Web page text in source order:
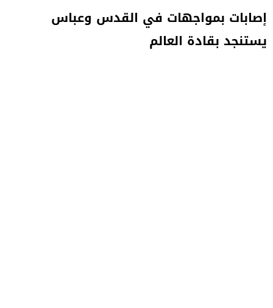
إصابات بمواجهات في القدس وعباس
يستنجد بقادة العالم